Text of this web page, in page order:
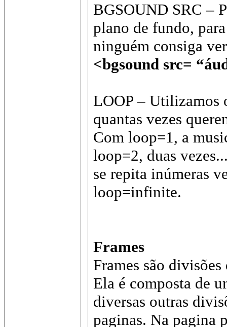
BGSOUND SRC –
plano de fundo,
ninguém consiga
<bgsound src=
LOOP – Utilizamos
quantas vezes
Com loop=1, a
loop=2, duas
se repita inúmeras
loop=infinite.
Frames
Frames são
Ela é composta de
diversas outras
paginas. Na pagina